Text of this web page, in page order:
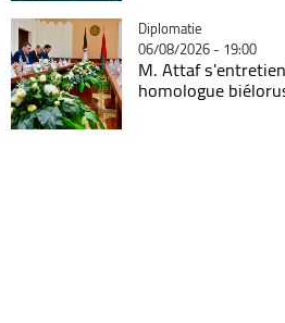
Catégorie
Diplomatie
06/08/2026 - 19:00
M. Attaf
homologue